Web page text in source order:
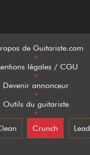
de Guitariste.com
•
légales / CGU
•
Devenir annonceur
•
Outils du guitariste
•
Crunch Lead